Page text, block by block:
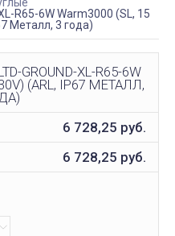
R65-6W Warm3000 (SL, 15
Металл, 3 года)
GROUND-XL-R65-6W
(ARL, IP67 МЕТАЛЛ,
6 728,25 руб.
6 728,25 руб.